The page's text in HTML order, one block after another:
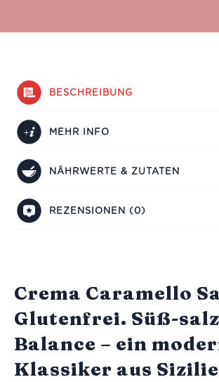
BESCHREIBUNG
MEHR INFO
NÄHRWERTE & ZUTATEN
REZENSIONEN (0)
Crema Caramello
Glutenfrei. Süß-
Balance – ein
Klassiker aus